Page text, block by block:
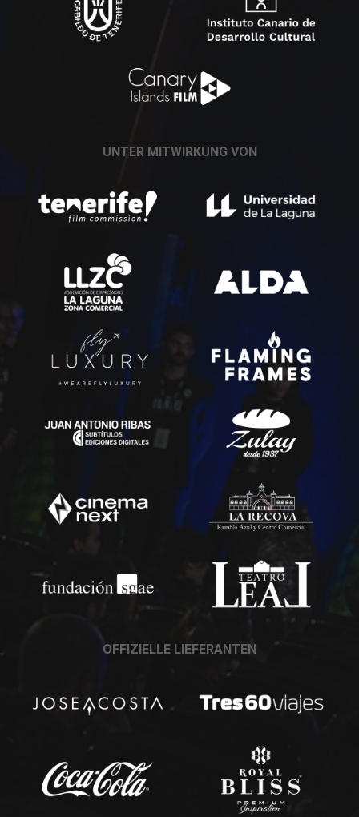
UNTER MITWIRKUNG VON
OFFIZIELLE LIEFERANTEN